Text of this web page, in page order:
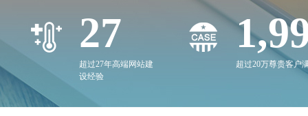
27
超过27年高端网站建
设经验
超过20万尊贵客户